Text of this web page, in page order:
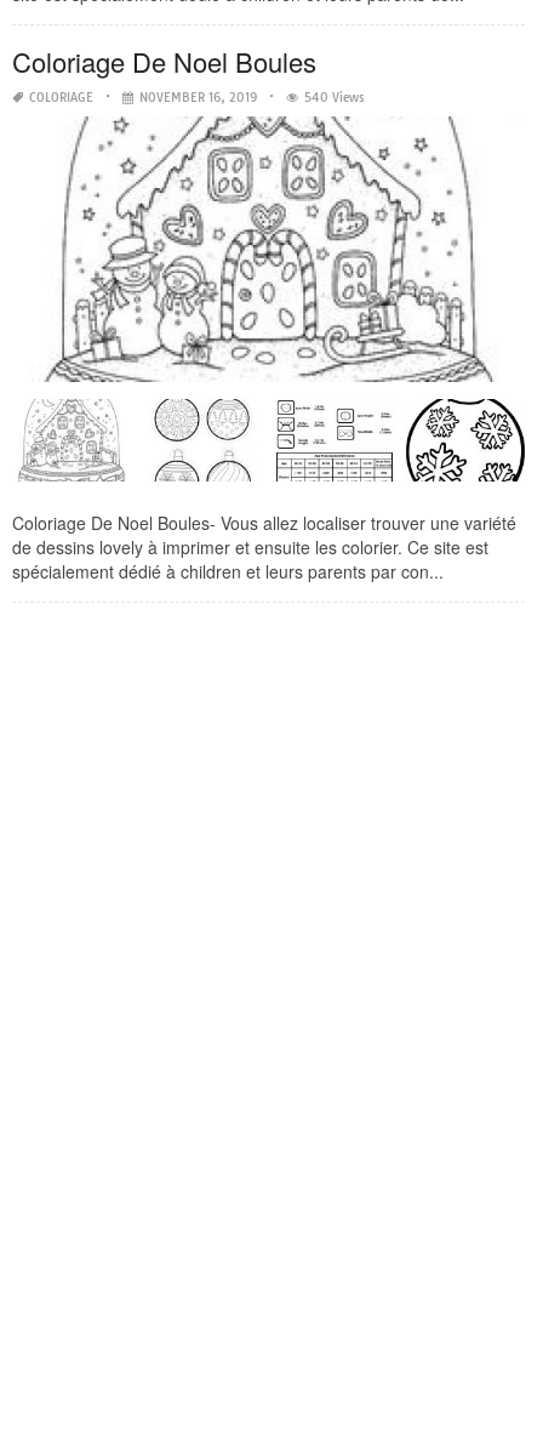
Coloriage De Noel Boules
COLORIAGE NOVEMBER 16, 2019 540 Views
Coloriage De Noel Boules- Vous allez localiser trouver une variété
de dessins lovely à imprimer et ensuite les colorier. Ce site est
spécialement dédié à children et leurs parents par con...